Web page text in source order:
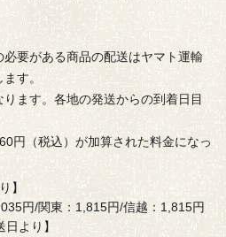
要がある商品の配送はヤマト運輸
す。
ます。各地の発送からの到着日目
円（税込）が加算された料金になっ
】
円/関東：1,815円/信越：1,815円
より】